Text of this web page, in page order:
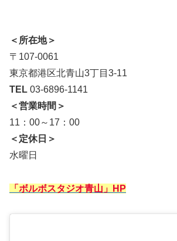
＜所在地＞
〒107-0061
東京都港区北青山3丁目3-11
TEL 03-6896-1141
＜営業時間＞
11：00～17：00
＜定休日＞
水曜日
「ボルボスタジオ青山」HP